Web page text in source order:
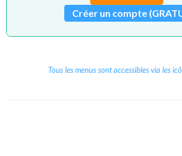
Créer un compte
Tous les menus sont accessibles via les